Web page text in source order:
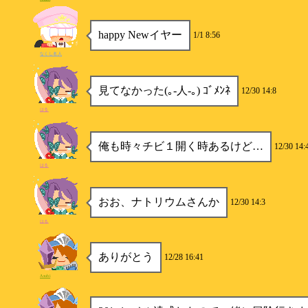
happy Newイヤー 1/1 8:56
なくし名人
見てなかった(｡-人-｡) ｺﾞﾒﾝﾈ 12/30 14:8
はる
俺も時々チビ１開く時あるけど… 12/30
はる
おお、ナトリウムさんか 12/30 14:3
はる
ありがとう 12/28 16:41
Asuhi